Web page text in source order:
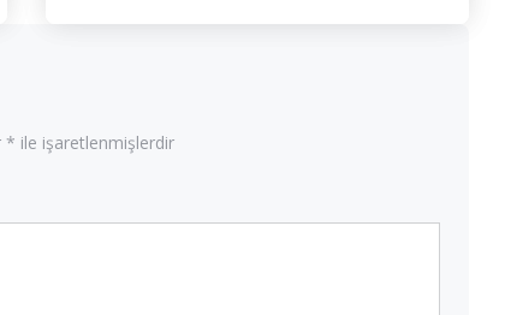
* ile işaretlenmişlerdir